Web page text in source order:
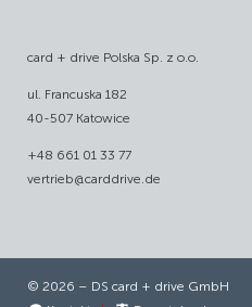
card + drive Polska Sp. z o.o.
ul. Francuska 182
40-507 Katowice
+48 661 01 33 77
vertrieb@carddrive.de
© 2026 – DS card + drive GmbH